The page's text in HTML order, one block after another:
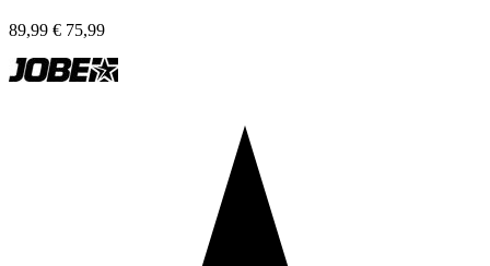
89,99 € 75,99